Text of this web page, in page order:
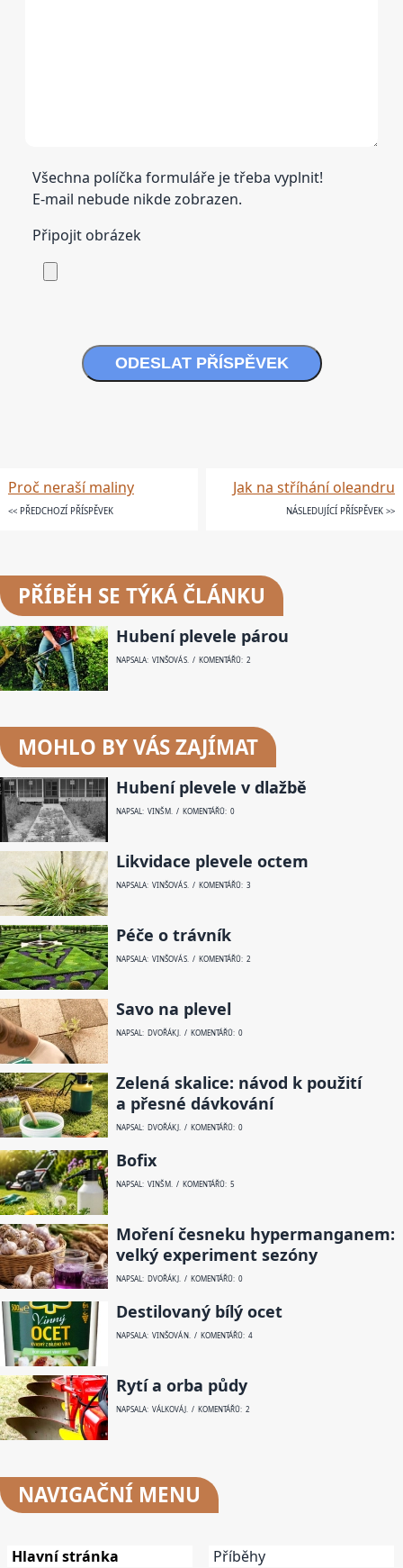
Všechna políčka formuláře je třeba vyplnit!
E-mail nebude nikde zobrazen.
Připojit obrázek
ODESLAT PŘÍSPĚVEK
Proč neraší maliny
<< PŘEDCHOZÍ PŘÍSPĚVEK
Jak na stříhání oleandru
NÁSLEDUJÍCÍ PŘÍSPĚVEK >>
PŘÍBĚH SE TÝKÁ ČLÁNKU
Hubení plevele párou
NAPSALA: VINŠOVÁ S. / KOMENTÁŘŮ: 2
MOHLO BY VÁS ZAJÍMAT
Hubení plevele v dlažbě
NAPSAL: VINŠ M. / KOMENTÁŘŮ: 0
Likvidace plevele octem
NAPSALA: VINŠOVÁ S. / KOMENTÁŘŮ: 3
Péče o trávník
NAPSALA: VINŠOVÁ S. / KOMENTÁŘŮ: 2
Savo na plevel
NAPSAL: DVOŘÁK J. / KOMENTÁŘŮ: 0
Zelená skalice: návod k použití
a přesné dávkování
NAPSAL: DVOŘÁK J. / KOMENTÁŘŮ: 0
Bofix
NAPSAL: VINŠ M. / KOMENTÁŘŮ: 5
Moření česneku hypermanganem:
velký experiment sezóny
NAPSAL: DVOŘÁK J. / KOMENTÁŘŮ: 0
Destilovaný bílý ocet
NAPSALA: VINŠOVÁ N. / KOMENTÁŘŮ: 4
Rytí a orba půdy
NAPSALA: VÁLKOVÁ J. / KOMENTÁŘŮ: 2
NAVIGAČNÍ MENU
Hlavní stránka Příběhy